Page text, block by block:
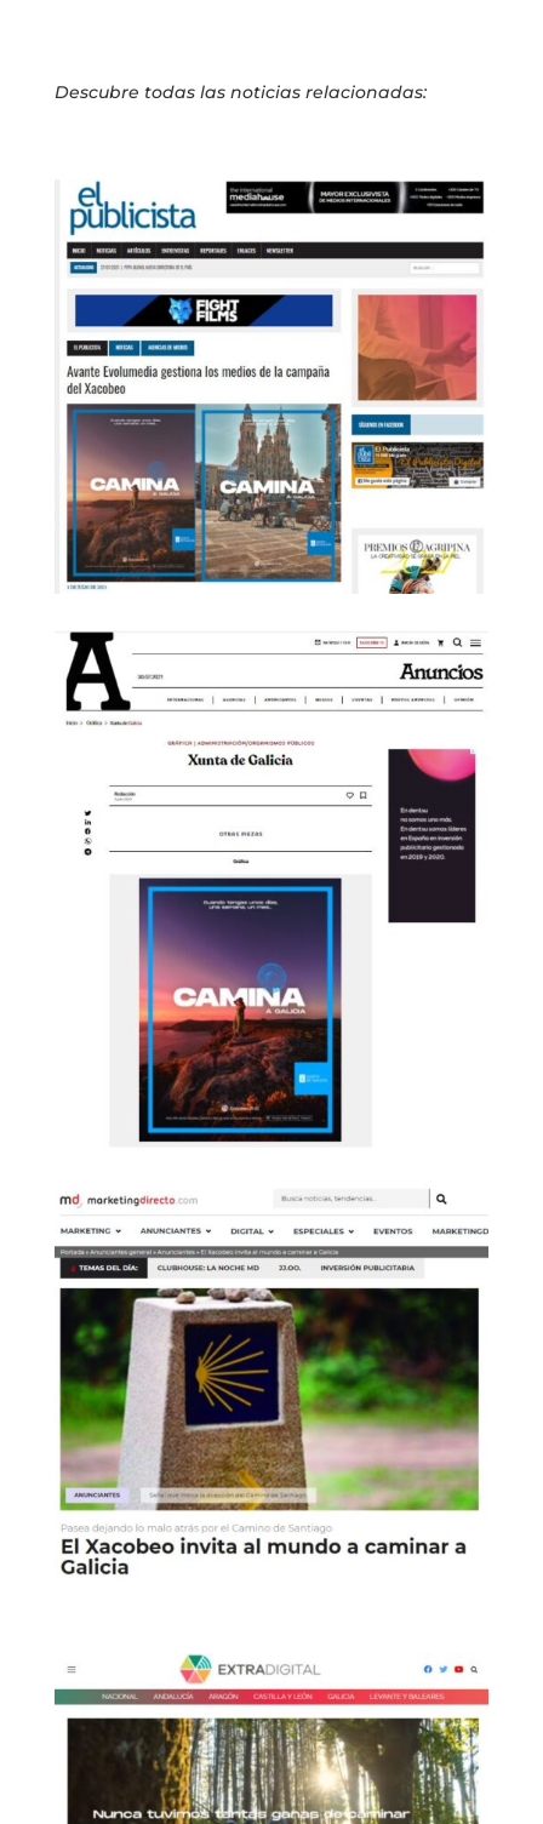
Descubre todas las noticias relacionadas: